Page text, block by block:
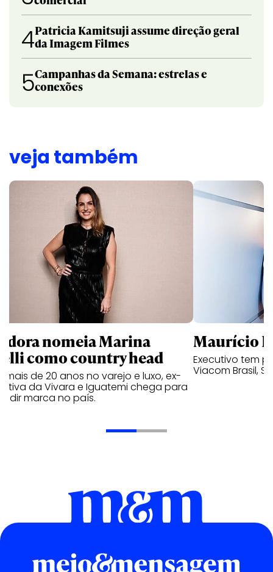
4Patricia Kamitsuji assume direção geral
da Imagem Filmes
5Campanhas da Semana: estrelas e
conexões
veja também
nomeia Marina
como country head
mais de 20 anos no varejo e luxo, ex-
da Vivara e Iguatemi chega para
marca no país.
Maurício
Executivo tem
Viacom Brasil,